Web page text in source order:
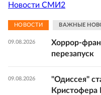
Новости СМИ2
НОВОСТИ ВАЖНЫЕ
09.08.2026
Хоррор-
перезапуск
09.08.2026
"Одиссея"
Кристофера